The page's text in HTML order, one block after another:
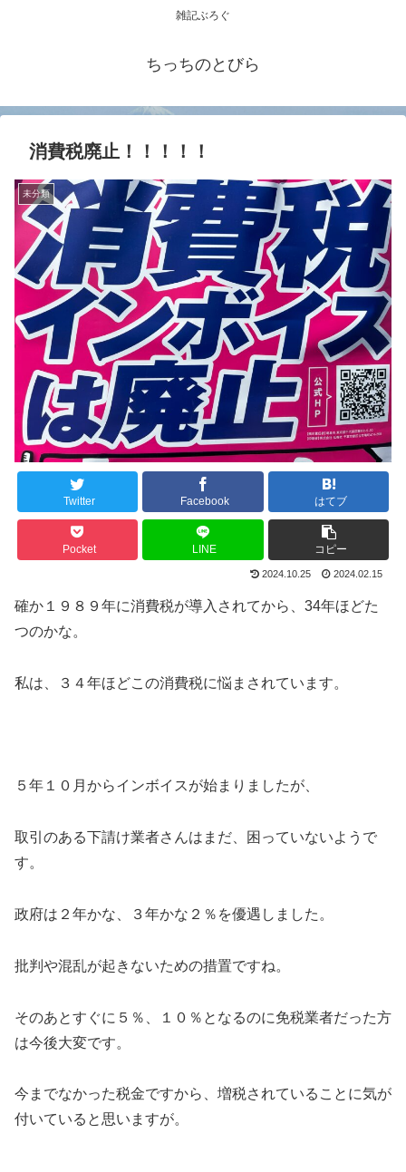
雑記ぶろぐ
ちっちのとびら
消費税廃止！！！！！
未分類
Twitter Facebook はてブ
Pocket LINE コピー
2024.10.25 2024.02.15
確か１９８９年に消費税が導入されてから、34年ほどた
つのかな。
私は、３４年ほどこの消費税に悩まされています。
５年１０月からインボイスが始まりましたが、
取引のある下請け業者さんはまだ、困っていないようで
す。
政府は２年かな、３年かな２％を優遇しました。
批判や混乱が起きないための措置ですね。
そのあとすぐに５％、１０％となるのに免税業者だった方
は今後大変です。
今までなかった税金ですから、増税されていることに気が
付いていると思いますが。